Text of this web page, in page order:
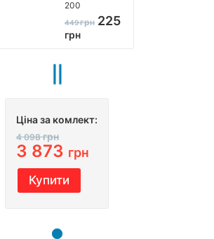
200
449грн 225
грн
Ціна за комлект:
4 098грн
3 873 грн
Купити